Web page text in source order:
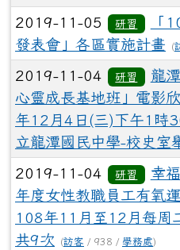
2019-11-05 研習
「
發表會」各區實施計畫
(
2019-11-04 研習
龍
心靈成長基地班」電影
年12月4日(三)下午1時
立龍潭國民中學-校史室
2019-11-04 研習
幸
年度女性教職員工有氧
108年11月至12月每周
共9次
(訪客 / 938 / 學務處)